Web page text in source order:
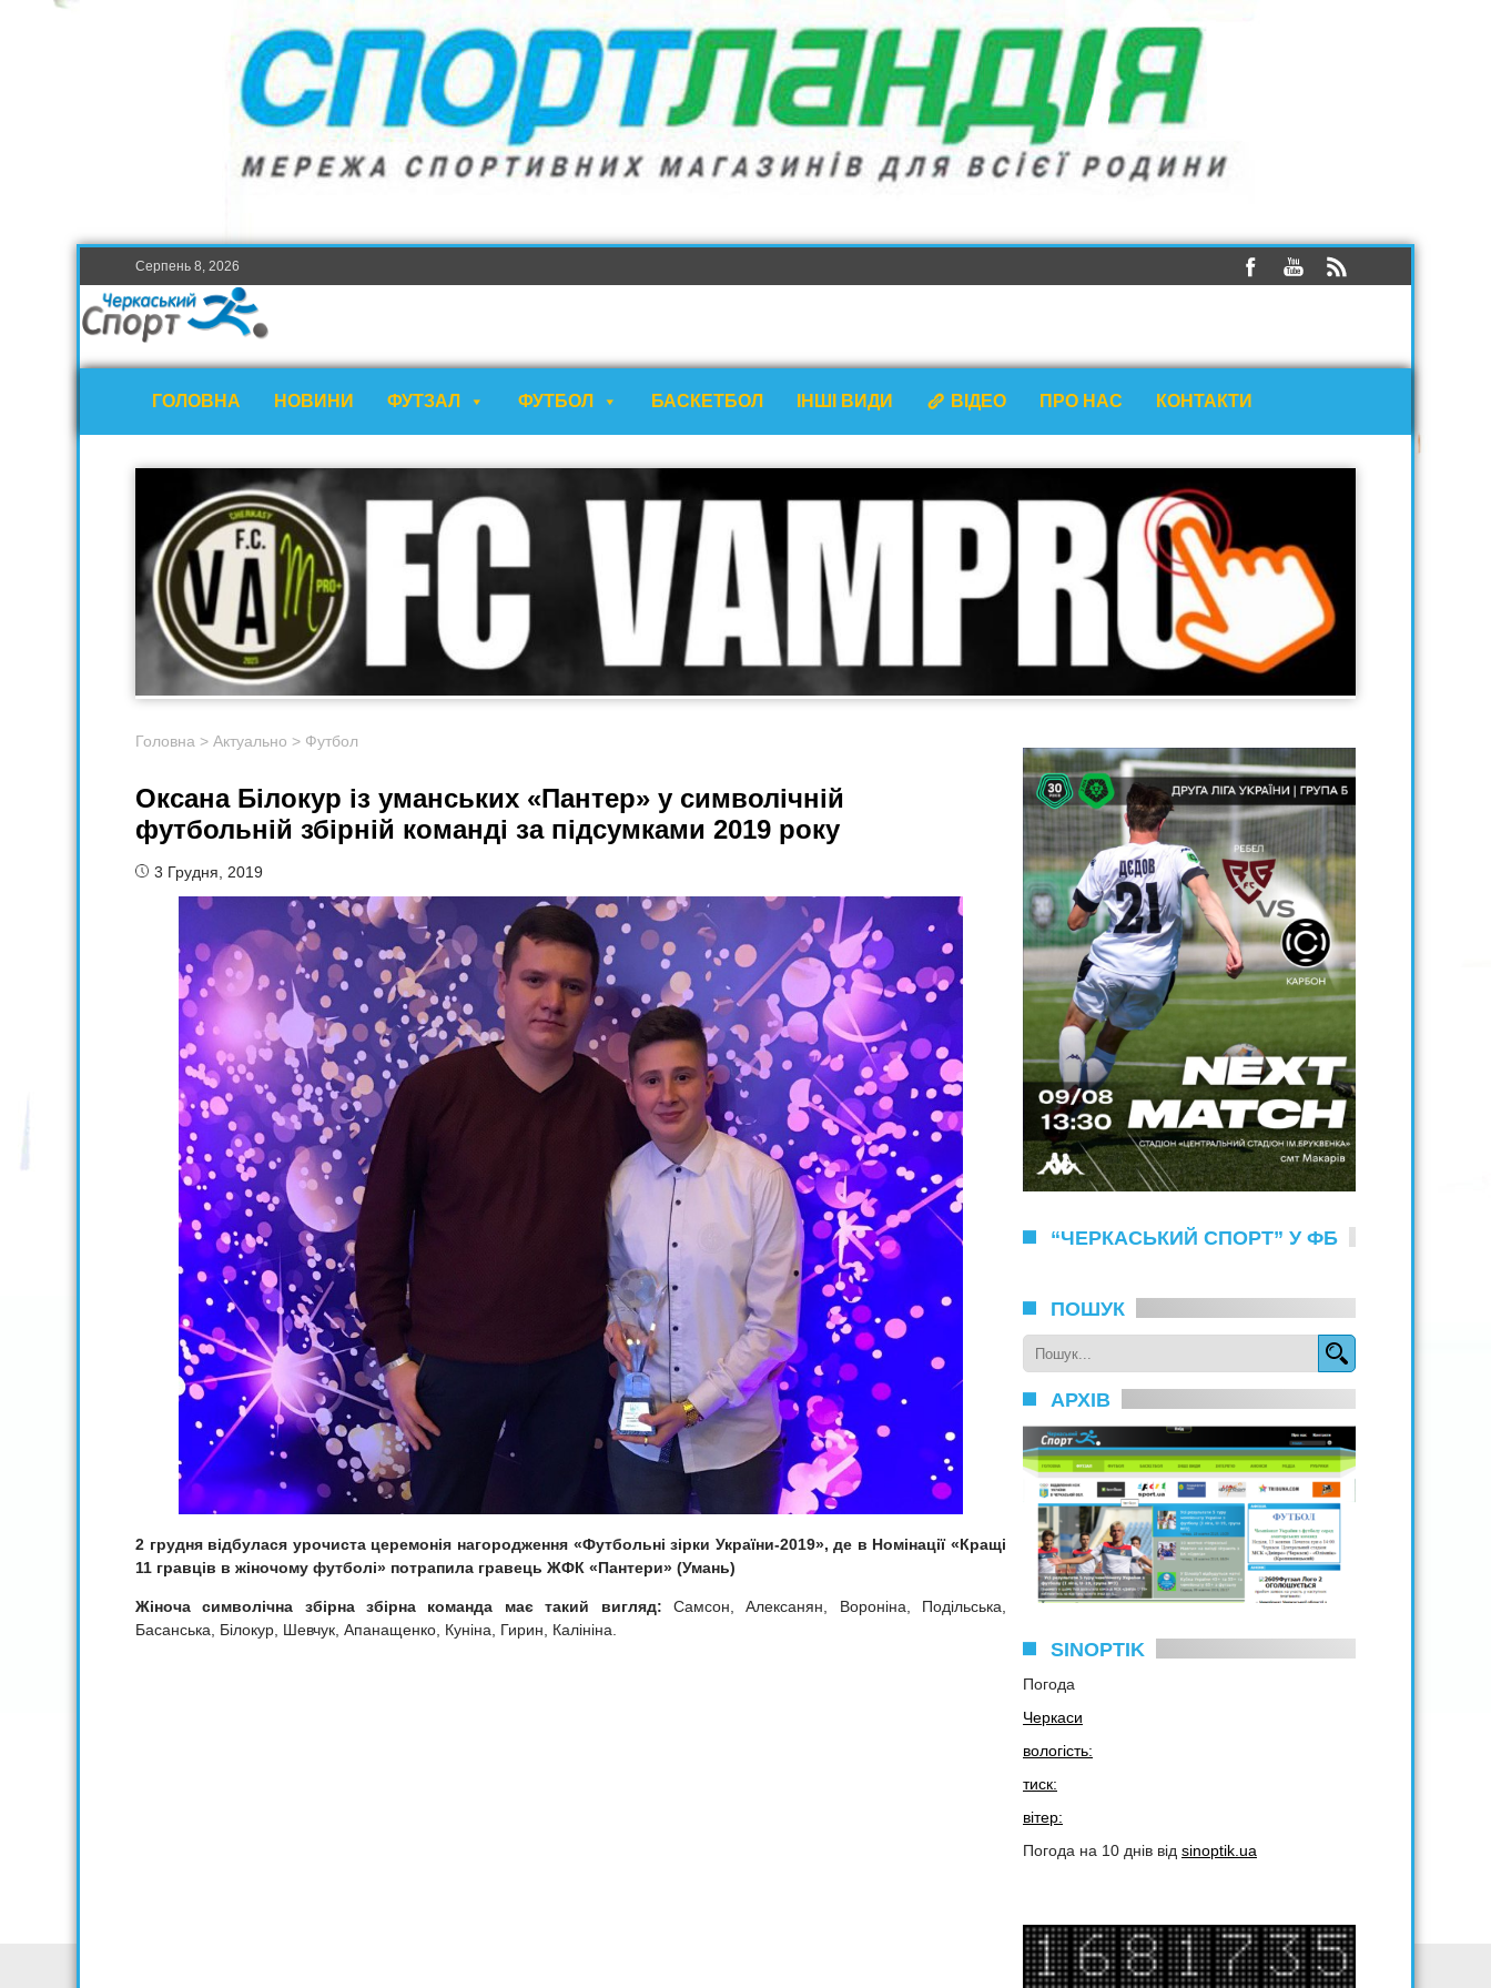
Серпень 8, 2026
ГОЛОВНА НОВИНИ ФУТЗАЛ ФУТБОЛ БАСКЕТБОЛ ІНШІ ВИДИ ВІДЕО ПРО НАС КОНТАКТИ
Головна > Актуально > Футбол
Оксана Білокур із уманських «Пантер» у символічній
футбольній збірній команді за підсумками 2019 року
3 Грудня, 2019
2 грудня відбулася урочиста церемонія нагородження «Футбольні зірки України-2019», де в Номінації «Кращі
11 гравців в жіночому футболі» потрапила гравець ЖФК «Пантери» (Умань)
Жіноча символічна збірна збірна команда має такий вигляд: Самсон, Алексанян, Вороніна, Подільська,
Басанська, Білокур, Шевчук, Апанащенко, Куніна, Гирин, Калініна.
“ЧЕРКАСЬКИЙ СПОРТ” У ФБ
ПОШУК
АРХІВ
SINOPTIK
Погода
Черкаси
вологість:
тиск:
вітер:
Погода на 10 днів від sinoptik.ua